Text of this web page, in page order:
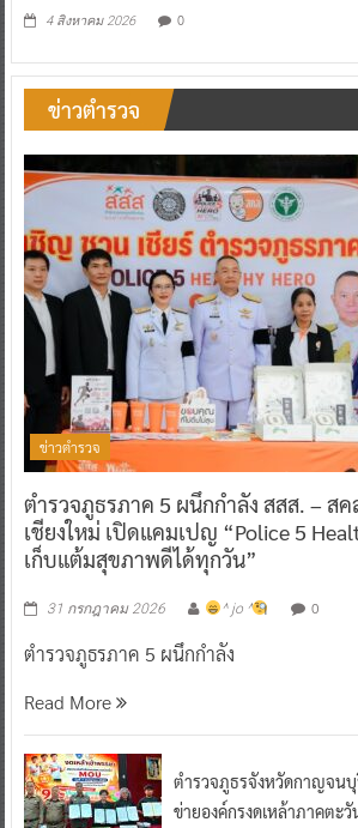
4 สิงหาคม 2026 0
ข่าวตำรวจ
ข่าวตำรวจ
ตำรวจภูธรภาค 5 ผนึกกำลัง สสส. – สค
เชียงใหม่ เปิดแคมเปญ “Police 5
เก็บแต้มสุขภาพดีได้ทุกวัน”
31 กรกฎาคม 2026 ^ jo ^ 0
ตำรวจภูธรภาค 5 ผนึกกำลัง
Read More
ตำรวจภูธรจังหวัดกาญจน
ข่ายองค์กรงดเหล้าภาคตะ